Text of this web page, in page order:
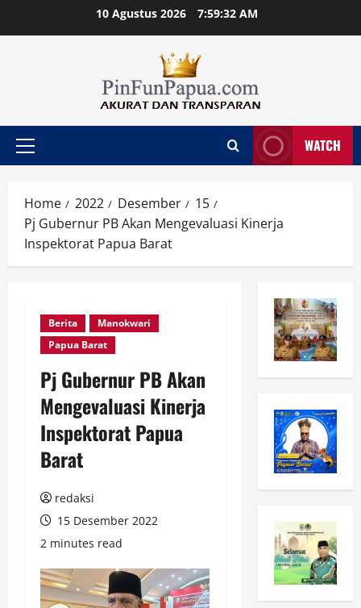
10 Agustus 2026 7:59:33 AM
Primary
WATCH
Home 2022 Desember
15
Pj Gubernur PB Akan Mengevaluasi Kinerja
Inspektorat Papua Barat
Berita
Manokwari
Papua Barat
Pj Gubernur PB Akan
Mengevaluasi Kinerja
Inspektorat Papua
Barat
redaksi
15 Desember 2022
2 minutes read